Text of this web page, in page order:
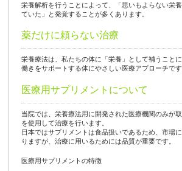
栄養解析を行うことによって、「思いもよらない栄
ていた」と発覚することが多くあります。
薬だけに頼らない治療
栄養療法は、私たちの体に「栄養」として補うこと
働きをサポートする体にやさしい医療アプローチです
医療用サプリメントについて
当院では、栄養療法用に開発された医療機関のみが
を使用して治療を行います。
日本ではサプリメントは食品扱いであるため、市場
りますが、治療に用いるためには品質が重要です。
医療用サプリメントの特徴